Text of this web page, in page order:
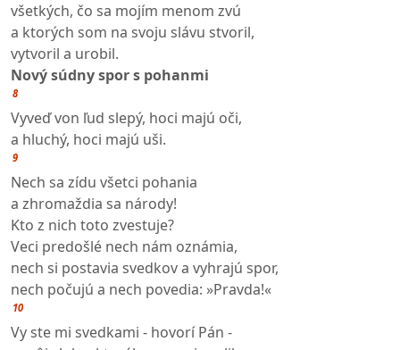
všetkých, čo sa mojím menom zvú
a ktorých som na svoju slávu stvoril,
vytvoril a urobil.
Nový súdny spor s pohanmi
8
Vyveď von ľud slepý, hoci majú oči,
a hluchý, hoci majú uši.
9
Nech sa zídu všetci pohania
a zhromaždia sa národy!
Kto z nich toto zvestuje?
Veci predošlé nech nám oznámia,
nech si postavia svedkov a vyhrajú spor,
nech počujú a nech povedia: »Pravda!«
10
Vy ste mi svedkami - hovorí Pán -